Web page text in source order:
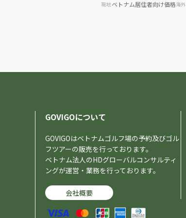
現地 ベトナム居住者向け価格海外
GOVIGOについて
GOVIGOはベトナムゴルフ場の予約及びゴル
フツアーの販売を行っております。
ベトナム法人のHDグローバルコンサルティ
ングが運営・業務を行っております。
会社概要